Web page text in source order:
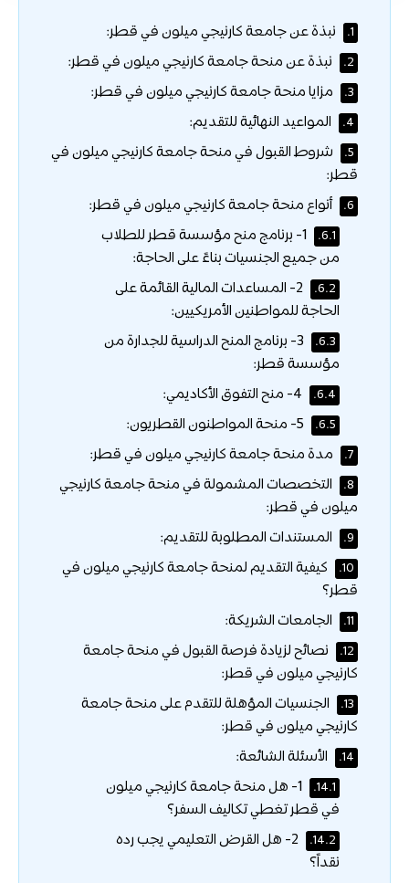
1. نبذة عن جامعة كارنيجي ميلون في قطر:
2. نبذة عن منحة جامعة كارنيجي ميلون في قطر:
3. مزايا منحة جامعة كارنيجي ميلون في قطر:
4. المواعيد النهائية للتقديم:
5.
شروط القبول في منحة جامعة كارنيجي ميلون في
قطر:
6. أنواع منحة جامعة كارنيجي ميلون في قطر:
6.1.
1- برنامج منح مؤسسة قطر للطلاب
من جميع الجنسيات بناءً على الحاجة:
6.2.
2- المساعدات المالية القائمة على
الحاجة للمواطنين الأمريكيين:
6.3.
3- برنامج المنح الدراسية للجدارة من
مؤسسة قطر:
6.4.
6.5.
7. مدة منحة جامعة كارنيجي ميلون في قطر:
8.
التخصصات المشمولة في منحة جامعة كارنيجي
ميلون في قطر:
9. المستندات المطلوبة للتقديم:
10.
كيفية التقديم لمنحة جامعة كارنيجي ميلون في
قطر؟
11. الجامعات الشريكة:
12.
نصائح لزيادة فرصة القبول في منحة جامعة
كارنيجي ميلون في قطر:
13.
الجنسيات المؤهلة للتقدم على منحة جامعة
كارنيجي ميلون في قطر:
14. الأسئلة الشائعة:
14.1.
1- هل منحة جامعة كارنيجي ميلون
في قطر تغطي تكاليف السفر؟
14.2.
2- هل القرض التعليمي يجب رده
نقداً؟